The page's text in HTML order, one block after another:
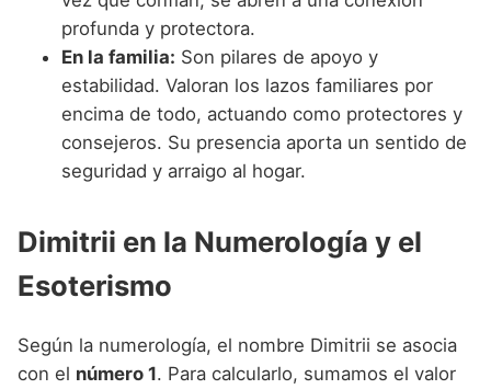
profunda y protectora.
En la familia: Son pilares de apoyo y
estabilidad. Valoran los lazos familiares por
encima de todo, actuando como protectores y
consejeros. Su presencia aporta un sentido de
seguridad y arraigo al hogar.
Dimitrii en la Numerología y el
Esoterismo
Según la numerología, el nombre Dimitrii se asocia
con el número 1. Para calcularlo, sumamos el valor